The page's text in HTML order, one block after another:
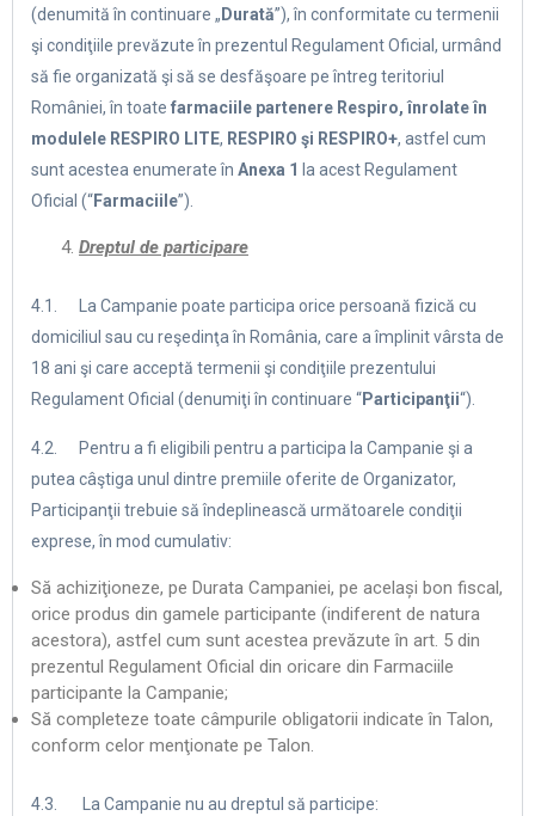
(denumită în continuare „ Durată”), în conformitate cu termenii
şi condiţiile prevăzute în prezentul Regulament Oficial, urmând
să fie organizată şi să se desfăşoare pe întreg teritoriul
României, în toate farmaciile partenere Respiro, înrolate în
modulele RESPIRO LITE, RESPIRO şi RESPIRO+, astfel cum
sunt acestea enumerate în Anexa 1 la acest Regulament
Oficial (“Farmaciile”).
Dreptul de participare
4.1. La Campanie poate participa orice persoană fizică cu
domiciliul sau cu reşedinţa în România, care a împlinit vârsta de
18 ani şi care acceptă termenii şi condiţiile prezentului
Regulament Oficial (denumiţi în continuare “Participanţii“).
4.2. Pentru a fi eligibili pentru a participa la Campanie şi a
putea câştiga unul dintre premiile oferite de Organizator,
Participanţii trebuie să îndeplinească următoarele condiţii
exprese, în mod cumulativ:
Să achiziţioneze, pe Durata Campaniei, pe același bon fiscal,
orice produs din gamele participante (indiferent de natura
acestora), astfel cum sunt acestea prevăzute în art. 5 din
prezentul Regulament Oficial din oricare din Farmaciile
participante la Campanie;
Să completeze toate câmpurile obligatorii indicate în Talon,
conform celor menţionate pe Talon.
4.3. La Campanie nu au dreptul să participe: